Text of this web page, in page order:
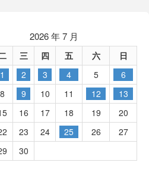
2026 年 7 月
三 四 五 六
日
1
2 3 4 5
6
8 9 10 11 12
13
16 17 18 19
20
23 24 25 26
27
30